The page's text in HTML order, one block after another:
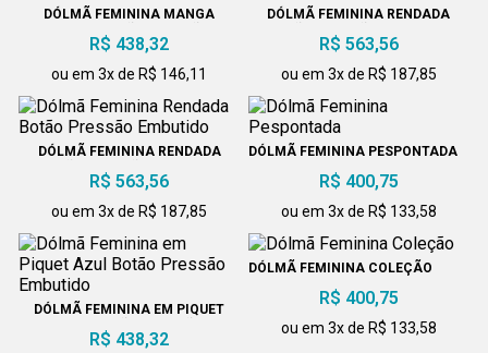
DÓLMÃ FEMININA MANGA
R$ 438,32
ou em 3x de R$ 146,11
DÓLMÃ FEMININA RENDADA
R$ 563,56
ou em 3x de R$ 187,85
DÓLMÃ FEMININA RENDADA
R$ 563,56
ou em 3x de R$ 187,85
DÓLMÃ FEMININA PESPONTADA
R$ 400,75
ou em 3x de R$ 133,58
DÓLMÃ FEMININA EM PIQUET
EMBUTIDO
R$ 438,32
DÓLMÃ FEMININA COLEÇÃO
R$ 400,75
ou em 3x de R$ 133,58